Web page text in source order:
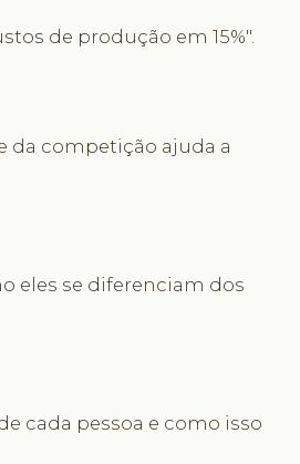
de produção em 15%".
da competição ajuda a
eles se diferenciam dos
cada pessoa e como isso